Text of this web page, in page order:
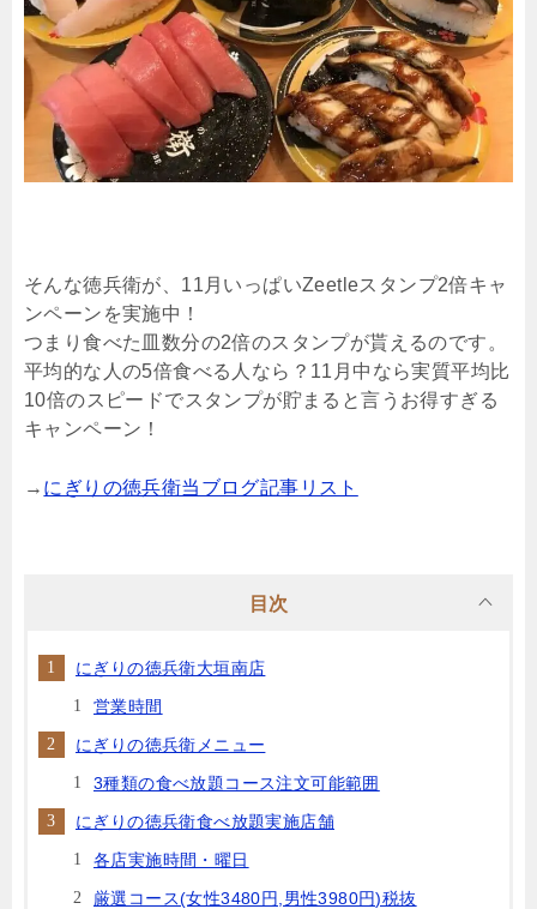
そんな徳兵衛が、11月いっぱいZeetleスタンプ2倍キャ
ンペーンを実施中！
つまり食べた皿数分の2倍のスタンプが貰えるのです。
平均的な人の5倍食べる人なら？11月中なら実質平均比
10倍のスピードでスタンプが貯まると言うお得すぎる
キャンペーン！
→ にぎりの徳兵衛当ブログ記事リスト
目次
にぎりの徳兵衛大垣南店
営業時間
にぎりの徳兵衛メニュー
3種類の食べ放題コース注文可能範囲
にぎりの徳兵衛食べ放題実施店舗
各店実施時間・曜日
厳選コース(女性3480円,男性3980円)税抜